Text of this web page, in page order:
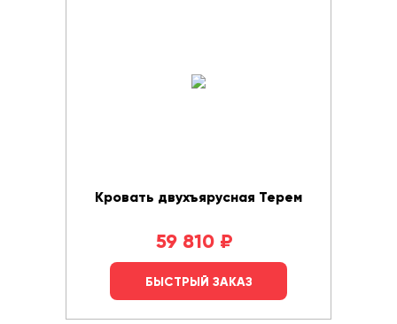
Кровать двухъярусная Терем
59 810 ₽
БЫСТРЫЙ ЗАКАЗ